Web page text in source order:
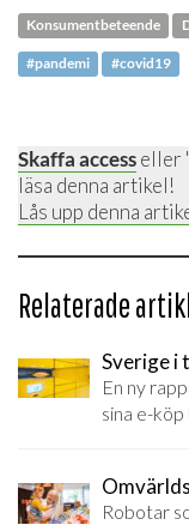
Konsumentbeteende
#pandemi #covid19
Skaffa accesseller "
läsa denna artikel!
Lås upp denna
Relaterade
Sverige i
En ny
sina e-
Robotar